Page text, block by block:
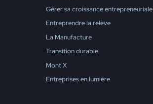
Gérer sa croissance entrepreneuriale
Entreprendre la relève
La Manufacture
Transition durable
Mont X
Entreprises en lumière